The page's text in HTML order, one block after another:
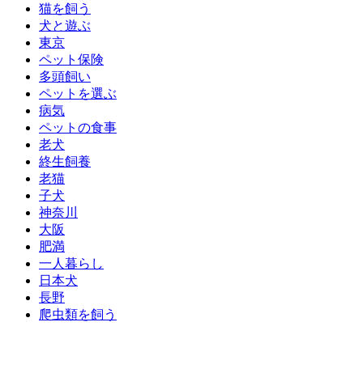
猫を飼う
犬と遊ぶ
東京
ペット保険
多頭飼い
ペットを選ぶ
病気
ペットの食事
老犬
終生飼養
老猫
子犬
神奈川
大阪
肥満
一人暮らし
日本犬
長野
爬虫類を飼う